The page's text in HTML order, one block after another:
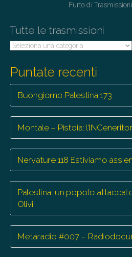
Furto di
Tutte le trasmissioni
Tutte
Puntate recenti
Buongiorno Palestina 173
Montale – Pistoia:
Nervature 118 Estiviamo
Palestina: un popolo
Olivi
Metaradio #007 –